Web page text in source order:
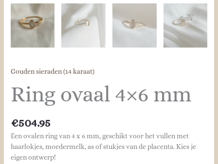
Gouden sieraden (14 karaat)
Ring ovaal 4×6 mm
€504.95
Een ovalen ring van 4 x 6 mm, geschikt voor het vullen met
haarlokjes, moedermelk, as of stukjes van de placenta. Kies je
eigen ontwerp!